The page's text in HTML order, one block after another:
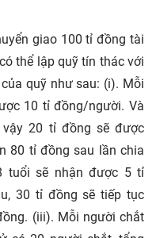
giao 100 tỉ đồng tài
thể lập quỹ tín thác với
quỹ như sau: (i). Mỗi
10 tỉ đồng/người. Và
20 tỉ đồng sẽ được
80 tỉ đồng sau lần chia
tuổi sẽ nhận được 5 tỉ
30 tỉ đồng sẽ tiếp tục
(iii). Mỗi người chắt